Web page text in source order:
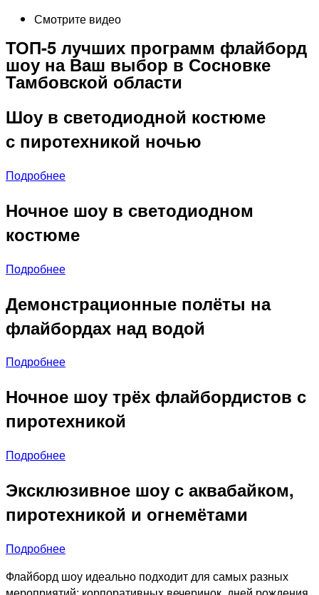
Смотрите видео
ТОП-5 лучших программ флайборд
шоу на Ваш выбор в Сосновке
Тамбовской области
Шоу в светодиодной костюме
с пиротехникой ночью
Подробнее
Ночное шоу в светодиодном
костюме
Подробнее
Демонстрационные полёты на
флайбордах над водой
Подробнее
Ночное шоу трёх флайбордистов с
пиротехникой
Подробнее
Эксклюзивное шоу с аквабайком,
пиротехникой и огнемётами
Подробнее
Флайборд шоу идеально подходит для самых разных